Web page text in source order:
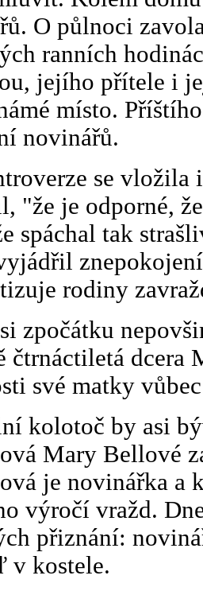
O půlnoci
ranních
jejího přítele i
místo.
novinářů.
se vložila
"že je odporné,
spáchal tak
rodiny
zpočátku
čtrnáctiletá dcera
své matky
kolotoč by asi
Mary Bellové
je novinářka
výročí vražd.
přiznání:
v kostele.